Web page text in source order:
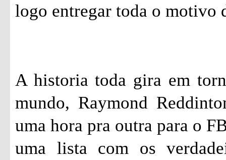
logo entregar toda o motivo
A historia toda gira em
mundo, Raymond
uma hora pra outra para o
uma lista com os